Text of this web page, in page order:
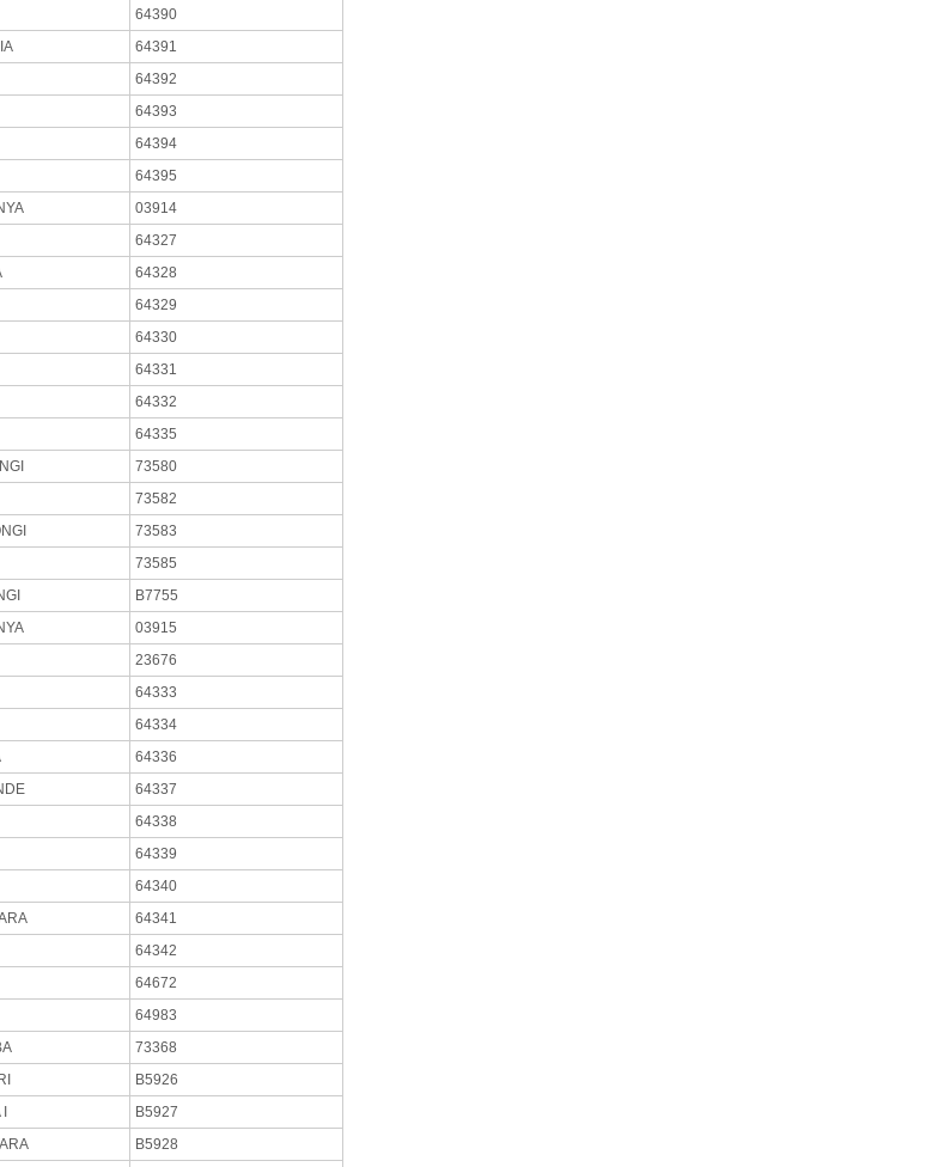
64390
64391
64392
64393
64394
64395
03914
64327
64328
64329
64330
64331
64332
64335
73580
73582
73583
73585
B7755
03915
23676
64333
64334
64336
64337
64338
64339
64340
64341
64342
64672
64983
73368
B5926
I
B5927
B5928